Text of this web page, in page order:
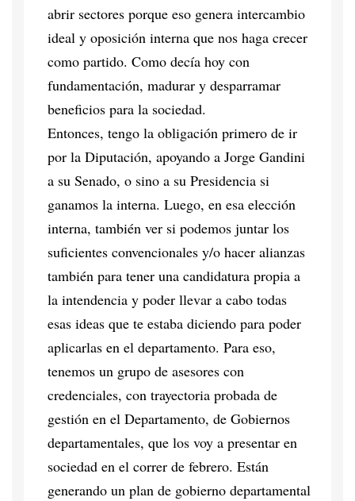
abrir sectores porque eso genera intercambio
ideal y oposición interna que nos haga crecer
como partido. Como decía hoy con
fundamentación, madurar y desparramar
beneficios para la sociedad.
Entonces, tengo la obligación primero de ir
por la Diputación, apoyando a Jorge Gandini
a su Senado, o sino a su Presidencia si
ganamos la interna. Luego, en esa elección
interna, también ver si podemos juntar los
suficientes convencionales y/o hacer alianzas
también para tener una candidatura propia a
la intendencia y poder llevar a cabo todas
esas ideas que te estaba diciendo para poder
aplicarlas en el departamento. Para eso,
tenemos un grupo de asesores con
credenciales, con trayectoria probada de
gestión en el Departamento, de Gobiernos
departamentales, que los voy a presentar en
sociedad en el correr de febrero. Están
generando un plan de gobierno departamental